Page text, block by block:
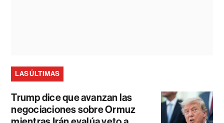
LAS ÚLTIMAS
Trump dice que avanzan las
negociaciones sobre Ormuz